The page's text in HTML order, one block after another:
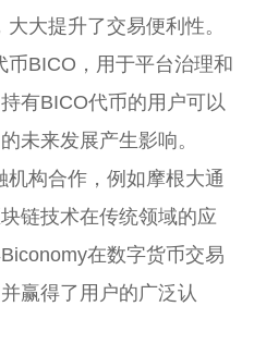
大提升了交易便利性。
BICO，用于平台治理和
有BICO代币的用户可以
未来发展产生影响。
构合作，例如摩根大通
链技术在传统领域的应
在数字货币交易
赢得了用户的广泛认